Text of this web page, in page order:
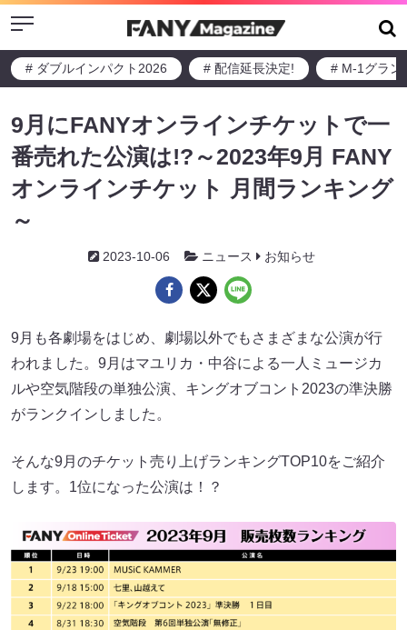
Menu
# ダブルインパクト2026 # 配信延長決定! # M-1グラン
9月にFANYオンラインチケットで一
番売れた公演は!?～2023年9月 FANY
オンラインチケット 月間ランキング
～
2023-10-06 ニュース お知らせ
9月も各劇場をはじめ、劇場以外でもさまざまな公演が行
われました。9月はマユリカ・中谷による一人ミュージカ
ルや空気階段の単独公演、キングオブコント2023の準決勝
がランクインしました。
そんな9月のチケット売り上げランキングTOP10をご紹介
します。1位になった公演は！？